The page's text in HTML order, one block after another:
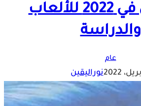
للأطفال في 2022 للألعاب
والدراسة
عام
نوراليقين